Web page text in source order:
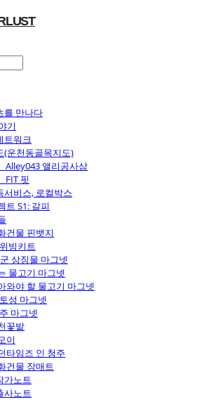
만나다
기
트워크
(운천동골목지도)
Alley043 앨리공사삼
FIT 핏
서비스, 로컬박스
트 S1: 갈피
건물 핀뱃지
빙키트
상징물 마그넷
물고기 마그넷
와야 할 물고기 마그넷
성 마그넷
마그넷
꽃밭
이
타임즈 인 청주
건물 장매트
가노트
사노트